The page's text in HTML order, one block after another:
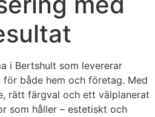
i Bertshult som levererar
både hem och företag. Med
rätt färgval och ett välplanerat
som håller – estetiskt och